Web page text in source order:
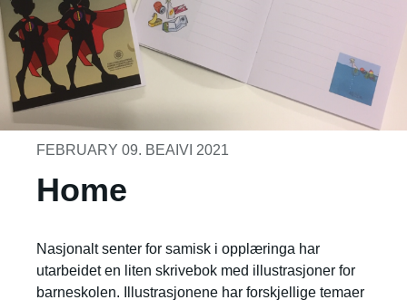
FEBRUARY 09. BEAIVI 2021
Home
Nasjonalt senter for samisk i opplæringa har
utarbeidet en liten skrivebok med illustrasjoner for
barneskolen. Illustrasjonene har forskjellige temaer